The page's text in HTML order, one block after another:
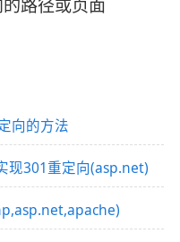
路径或页面
向的方法
现301重定向(asp.net)